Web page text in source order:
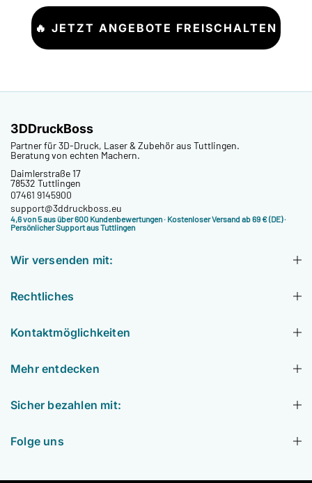
🔥 JETZT ANGEBOTE FREISCHALTEN
3DDruckBoss
Partner für 3D-Druck, Laser & Zubehör aus Tuttlingen.
Beratung von echten Machern.
Daimlerstraße 17
78532 Tuttlingen
07461 9145900
support@3ddruckboss.eu
4,6 von 5 aus über 600 Kundenbewertungen· Kostenloser Versand ab 69 € (DE) ·
Persönlicher Support aus Tuttlingen
Wir versenden mit:
Rechtliches
Kontaktmöglichkeiten
Mehr entdecken
Sicher bezahlen mit:
Folge uns